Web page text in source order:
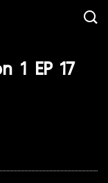
1 EP 17